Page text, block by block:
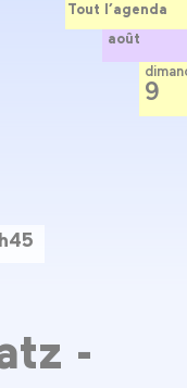
-
Tout l’agenda
août
9